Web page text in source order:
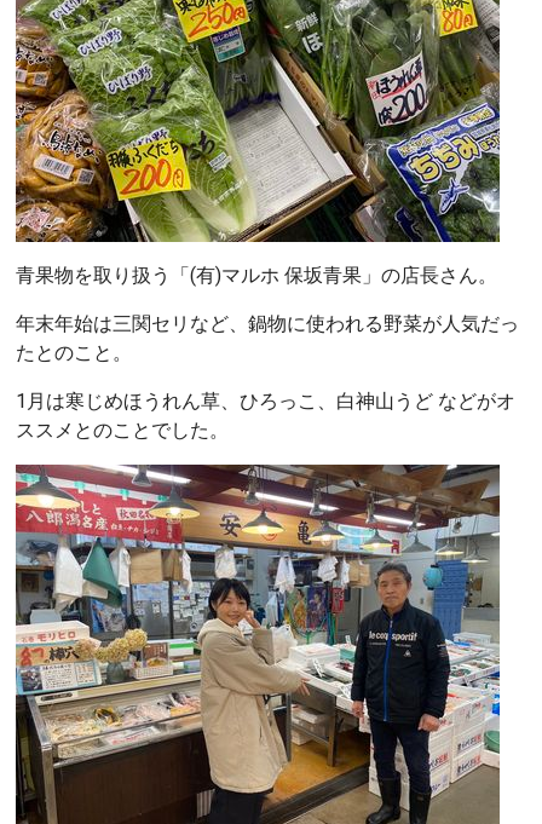
青果物を取り扱う「(有)マルホ 保坂青果」の店長さん。
年末年始は三関セリなど、鍋物に使われる野菜が人気だっ
たとのこと。
1月は寒じめほうれん草、ひろっこ、白神山うど などがオ
ススメとのことでした。